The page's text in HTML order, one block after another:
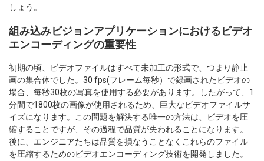
しょう。
組み込みビジョンアプリケーションにおけるビデオ
エンコーディングの重要性
初期の頃、ビデオファイルはすべて未加工の形式で、つまり静止
画の集合体でした。30 fps(フレーム毎秒）で録画されたビデオの
場合、毎秒30枚の写真を使用する必要があります。したがって、1
分間で1800枚の画像が使用されるため、巨大なビデオファイルサ
イズになります。この問題を解決する唯一の方法は、ビデオを圧
縮することですが、その過程で品質が失われることになります。
後に、エンジニアたちは品質を損なうことなくこれらのファイル
を圧縮するためのビデオエンコーディング技術を開発しました。